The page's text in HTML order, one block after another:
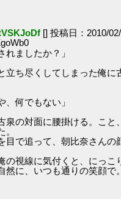
[] 投稿日：2010/
ましたか？」
立ち尽くしてしまった俺に
、何でもない」
の対面に腰掛ける。こと
。
で追って、朝比奈さんの
視線に気付くと、にっこ
に、いつも通りの笑顔で。